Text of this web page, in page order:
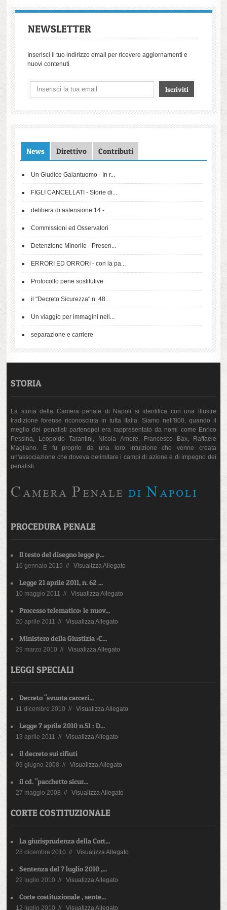
NEWSLETTER
Inserisci il tuo indirizzo email per ricevere aggiornamenti e
nuovi contenuti
News Direttivo Contributi
Un Giudice Galantuomo - In r...
FIGLI CANCELLATI - Storie di...
delibera di astensione 14 - ...
Commissioni ed Osservatori
Detenzione Minorile - Presen...
ERRORI ED ORRORI - con la pa...
Protocollo pene sostitutive
il "Decreto Sicurezza" n. 48...
Un viaggio per immagini nell...
separazione e carriere
STORIA
La storia della Camera penale di Napoli si identifica con una illustre
tradizione forense riconosciuta in tutta Italia. Siamo nell'800, quando il
meglio dei penalisti partenopei era rappresentato da nomi come Enrico
Pessina, Leopoldo Tarantini, Nicola Amore, Francesco Bax, Raffaele
Magliano. E fu proprio da una loro intuizione che venne creata
un'associazione che doveva delimitare i campi di azione e di impegno dei
penalisti.
PROCEDURA PENALE
Il testo del disegno legge p...
16 gennaio 2015 // Visualizza Allegato
Legge 21 aprile 2011, n. 62 ...
10 maggio 2011 // Visualizza Allegato
Processo telematico: le nuov...
20 aprile 2011 // Visualizza Allegato
Ministero della Giustizia :C...
29 marzo 2010 // Visualizza Allegato
LEGGI SPECIALI
Decreto "svuota carceri...
11 dicembre 2010 // Visualizza Allegato
Legge 7 aprile 2010 n.51 : D...
13 aprile 2011 // Visualizza Allegato
il decreto sui rifiuti
03 giugno 2008 // Visualizza Allegato
il cd. "pacchetto sicur...
27 maggio 2008 // Visualizza Allegato
CORTE COSTITUZIONALE
La giurisprudenza della Cort...
28 dicembre 2010 // Visualizza Allegato
Sentenza del 7 luglio 2010 ,...
22 luglio 2010 // Visualizza Allegato
Corte costituzionale , sente...
12 luglio 2010 // Visualizza Allegato